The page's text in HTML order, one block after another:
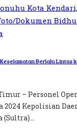
Berlalu Lintas
– Personel
2024 Kepolisian
(Sultra)...